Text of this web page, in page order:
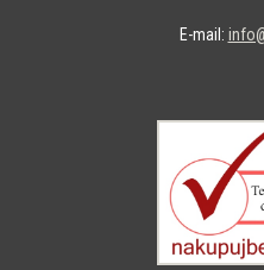
E-mail: